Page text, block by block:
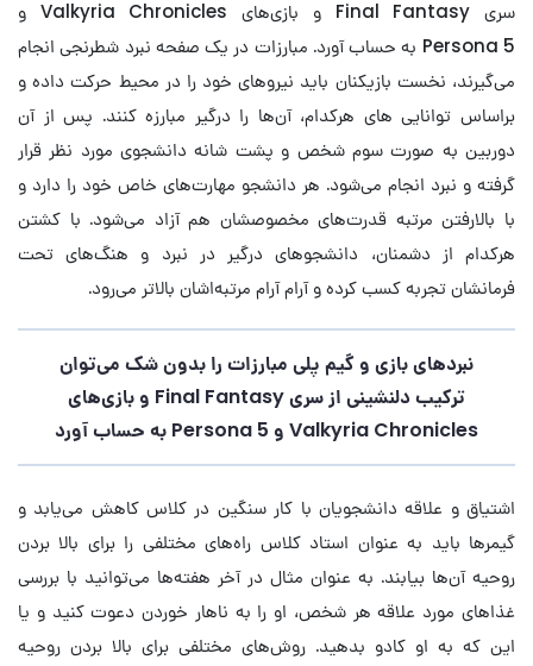
سری Final Fantasy و بازی‌های Valkyria Chronicles و
Persona 5 به حساب آورد. مبارزات در یک صفحه نبرد شطرنجی انجام
می‌گیرند، نخست بازیکنان باید نیروهای خود را در محیط حرکت داده و
براساس توانایی های هرکدام، آن‌ها را درگیر مبارزه کنند. پس از آن
دوربین به صورت سوم شخص و پشت شانه دانشجوی مورد نظر قرار
گرفته و نبرد انجام می‌شود. هر دانشجو مهارت‌های خاص خود را دارد و
با بالارفتن مرتبه قدرت‌های مخصوصشان هم آزاد می‌شود. با کشتن
هرکدام از دشمنان، دانشجوهای درگیر در نبرد و هنگ‌های تحت
فرمانشان تجربه کسب کرده و آرام آرام مرتبه‌اشان بالاتر می‌رود.
نبردهای بازی و گیم پلی مبارزات را بدون شک می‌توان
ترکیب دلنشینی از سری Final Fantasy و بازی‌های
Valkyria Chronicles و Persona 5 به حساب آورد
اشتیاق و علاقه دانشجویان با کار سنگین در کلاس کاهش می‌یابد و
گیمرها باید به عنوان استاد کلاس راه‌های مختلفی را برای بالا بردن
روحیه آن‌ها بیابند. به عنوان مثال در آخر هفته‌ها می‌توانید با بررسی
غذاهای مورد علاقه هر شخص، او را به ناهار خوردن دعوت کنید و یا
این که به او کادو بدهید. روش‌های مختلفی برای بالا بردن روحیه